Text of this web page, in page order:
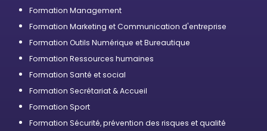
Formation Management
Formation Marketing et Communication d'entreprise
Formation Outils Numérique et Bureautique
Formation Ressources humaines
Formation Santé et social
Formation Secrétariat & Accueil
Formation Sport
Formation Sécurité, prévention des risques et qualité